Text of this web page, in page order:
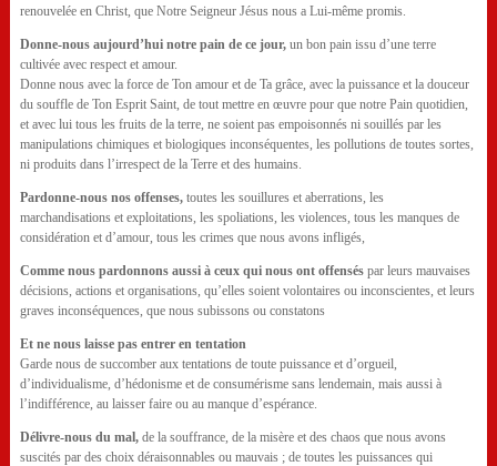
renouvelée en Christ, que Notre Seigneur Jésus nous a Lui-même promis.
Donne-nous aujourd’hui notre pain de ce jour,un bon pain issu d’une terre
cultivée avec respect et amour.
Donne nous avec la force de Ton amour et de Ta grâce, avec la puissance et la douceur
du souffle de Ton Esprit Saint, de tout mettre en œuvre pour que notre Pain quotidien,
et avec lui tous les fruits de la terre, ne soient pas empoisonnés ni souillés par les
manipulations chimiques et biologiques inconséquentes, les pollutions de toutes sortes,
ni produits dans l’irrespect de la Terre et des humains.
Pardonne-nous nos offenses,toutes les souillures et aberrations, les
marchandisations et exploitations, les spoliations, les violences, tous les manques de
considération et d’amour, tous les crimes que nous avons infligés,
Comme nous pardonnons aussi à ceux qui nous ont offenséspar leurs mauvaises
décisions, actions et organisations, qu’elles soient volontaires ou inconscientes, et leurs
graves inconséquences, que nous subissons ou constatons
Et ne nous laisse pas entrer en tentation
Garde nous de succomber aux tentations de toute puissance et d’orgueil,
d’individualisme, d’hédonisme et de consumérisme sans lendemain, mais aussi à
l’indifférence, au laisser faire ou au manque d’espérance.
Délivre-nous du mal,de la souffrance, de la misère et des chaos que nous avons
suscités par des choix déraisonnables ou mauvais ; de toutes les puissances qui